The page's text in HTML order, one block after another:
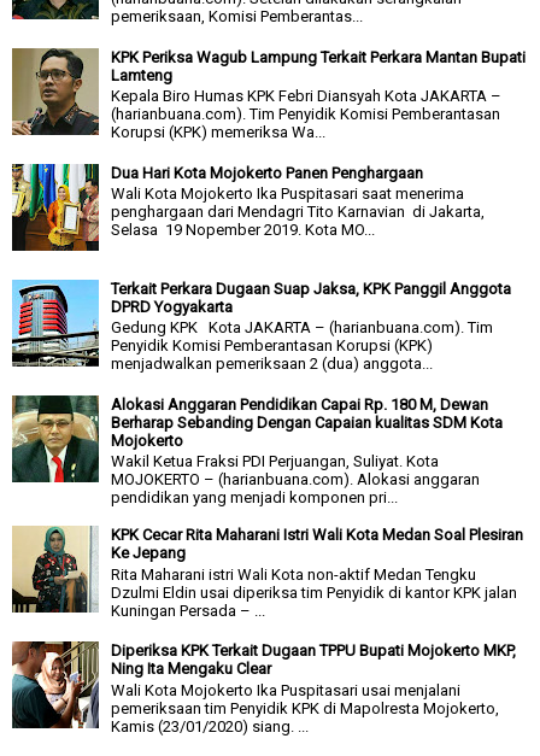
pemeriksaan, Komisi Pemberantas...
KPK Periksa Wagub Lampung Terkait Perkara Mantan Bupati
Lamteng
Kepala Biro Humas KPK Febri Diansyah Kota JAKARTA –
(harianbuana.com). Tim Penyidik Komisi Pemberantasan
Korupsi (KPK) memeriksa Wa...
Dua Hari Kota Mojokerto Panen Penghargaan
Wali Kota Mojokerto Ika Puspitasari saat menerima
penghargaan dari Mendagri Tito Karnavian di Jakarta,
Selasa 19 Nopember 2019. Kota MO...
Terkait Perkara Dugaan Suap Jaksa, KPK Panggil Anggota
DPRD Yogyakarta
Gedung KPK Kota JAKARTA – (harianbuana.com). Tim
Penyidik Komisi Pemberantasan Korupsi (KPK)
menjadwalkan pemeriksaan 2 (dua) anggota...
Alokasi Anggaran Pendidikan Capai Rp. 180 M, Dewan
Berharap Sebanding Dengan Capaian kualitas SDM Kota
Mojokerto
Wakil Ketua Fraksi PDI Perjuangan, Suliyat. Kota
MOJOKERTO – (harianbuana.com). Alokasi anggaran
pendidikan yang menjadi komponen pri...
KPK Cecar Rita Maharani Istri Wali Kota Medan Soal Plesiran
Ke Jepang
Rita Maharani istri Wali Kota non-aktif Medan Tengku
Dzulmi Eldin usai diperiksa tim Penyidik di kantor KPK jalan
Kuningan Persada – ...
Diperiksa KPK Terkait Dugaan TPPU Bupati Mojokerto MKP,
Ning Ita Mengaku Clear
Wali Kota Mojokerto Ika Puspitasari usai menjalani
pemeriksaan tim Penyidik KPK di Mapolresta Mojokerto,
Kamis (23/01/2020) siang. ...